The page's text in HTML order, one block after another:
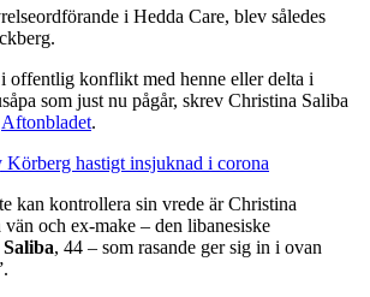
i Hedda Care, blev således
offentlig konflikt med henne eller delta i
som just nu pågår, skrev Christina Saliba
Aftonbladet.
Körberg hastigt insjuknad i corona
kan kontrollera sin vrede är Christina
vän och ex-make – den libanesiske
, 44 – som rasande ger sig in i ovan